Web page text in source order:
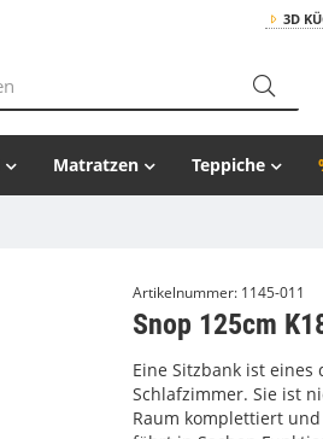
3D
Matratzen Teppiche
Artikelnummer: 1145-011
Snop 125cm
Eine Sitzbank ist
Schlafzimmer. Sie ist
Raum komplettiert